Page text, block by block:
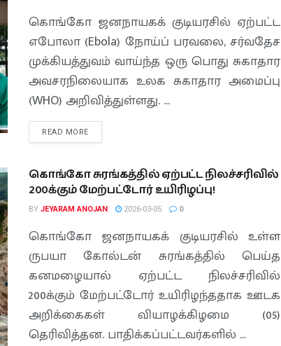
கொங்கோ ஜனநாயகக் குடியரசில் ஏற்பட்ட
எபோலா (Ebola) நோய்ப் பரவலை, சர்வதேச
முக்கியத்துவம் வாய்ந்த ஒரு பொது சுகாதார
அவசரநிலையாக உலக சுகாதார அமைப்பு
(WHO) அறிவித்துள்ளது. ...
READ MORE
கொங்கோ சுரங்கத்தில் ஏற்பட்ட நிலச்சரிவில்
200க்கும் மேற்பட்டோர் உயிரிழப்பு!
BY JEYARAM ANOJAN 2026-03-05 0
கொங்கோ ஜனநாயகக் குடியரசில் உள்ள
ருபயா கோல்டன் சுரங்கத்தில் பெய்த
கனமழையால் ஏற்பட்ட நிலச்சரிவில்
200க்கும் மேற்பட்டோர் உயிரிழந்ததாக ஊடக
அறிக்கைகள் வியாழக்கிழமை (05)
தெரிவித்தன. பாதிக்கப்பட்டவர்களில் ...